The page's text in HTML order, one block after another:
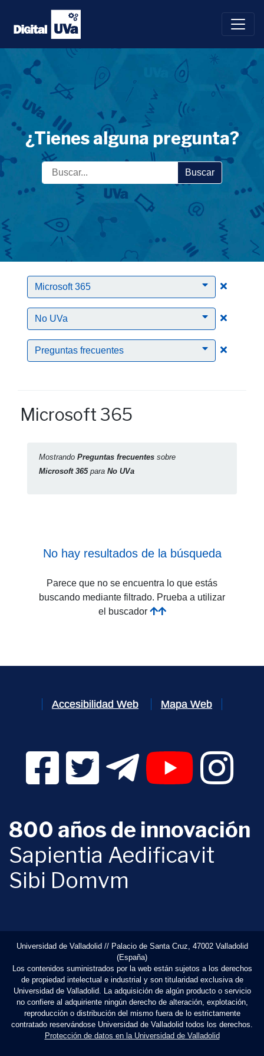
Saltar
contenido
¿Tienes alguna pregunta?
Buscar
Microsoft 365 Clic
No UVa Clic
Preguntas frecuentes Clic
Microsoft 365
Mostrando Preguntas frecuentes sobre
Microsoft 365para No UVa
No hay resultados de la búsqueda
Parece que no se encuentra lo que estás
buscando mediante filtrado. Prueba a utilizar
el buscador
Accesibilidad Web Mapa Web
Facebook Digital UVa (se abrirá en una nueva
Twitter Digital UVa (se abrirá en una
Telegram Digital UVa (se
YouTube Digital
800 años de innovación
Sapientia Aedificavit
Sibi Domvm
Universidad de Valladolid // Palacio de Santa Cruz, 47002 Valladolid
(España)
Los contenidos suministrados por la web están sujetos a los derechos
de propiedad intelectual e industrial y son titularidad exclusiva de
Universidad de Valladolid. La adquisición de algún producto o servicio
no confiere al adquiriente ningún derecho de alteración, explotación,
reproducción o distribución del mismo fuera de lo estrictamente
contratado reservándose Universidad de Valladolid todos los derechos.
Protección de datos en la Universidad de Valladolid